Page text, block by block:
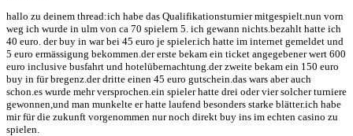
hallo zu deinem thread:ich habe das Qualifikationsturnier mitgespielt.nun vorn
weg ich wurde in ulm von ca 70 spielern 5. ich gewann nichts.bezahlt hatte ich
40 euro. der buy in war bei 45 euro je spieler.ich hatte im internet gemeldet und
5 euro ermässigung bekommen.der erste bekam ein ticket angegebener wert 600
euro inclusive busfahrt und hotelübernachtung.der zweite bekam ein 150 euro
buy in für bregenz.der dritte einen 45 euro gutschein.das wars aber auch
schon.es wurde mehr versprochen.ein spieler hatte drei oder vier solcher turniere
gewonnen,und man munkelte er hatte laufend besonders starke blätter.ich habe
mir für die zukunft vorgenommen nur noch direkt buy ins im echten casino zu
spielen.